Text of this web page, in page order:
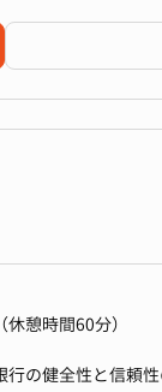
験
できる環境
理→労務総務など
いたします。
憩時間60分）
時30分
の健全性と信頼